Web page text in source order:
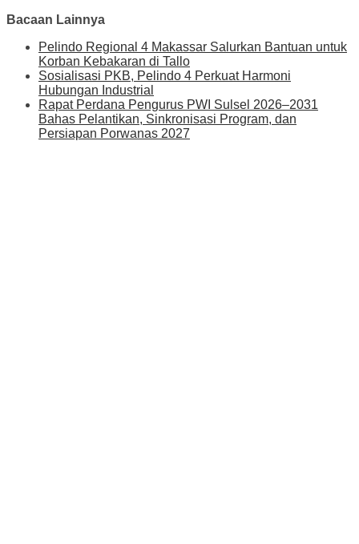
Bacaan Lainnya
Pelindo Regional 4 Makassar Salurkan Bantuan untuk
Korban Kebakaran di Tallo
Sosialisasi PKB, Pelindo 4 Perkuat Harmoni
Hubungan Industrial
Rapat Perdana Pengurus PWI Sulsel 2026–2031
Bahas Pelantikan, Sinkronisasi Program, dan
Persiapan Porwanas 2027